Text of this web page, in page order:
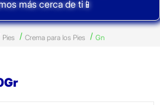
más cerca de ti📱
Pies Crema para los Pies Gn